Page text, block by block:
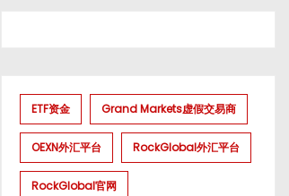
ETF资金 Grand Markets虚假交易商
OEXN外汇平台 RockGlobal外汇平台
RockGlobal官网